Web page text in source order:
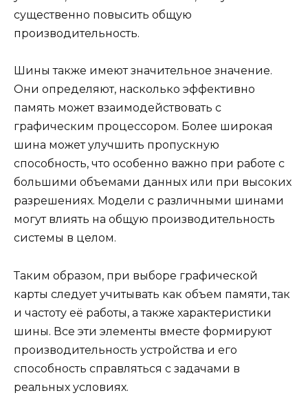
существенно повысить общую
производительность.
Шины также имеют значительное значение.
Они определяют, насколько эффективно
память может взаимодействовать с
графическим процессором. Более широкая
шина может улучшить пропускную
способность, что особенно важно при работе с
большими объемами данных или при высоких
разрешениях. Модели с различными шинами
могут влиять на общую производительность
системы в целом.
Таким образом, при выборе графической
карты следует учитывать как объем памяти, так
и частоту её работы, а также характеристики
шины. Все эти элементы вместе формируют
производительность устройства и его
способность справляться с задачами в
реальных условиях.